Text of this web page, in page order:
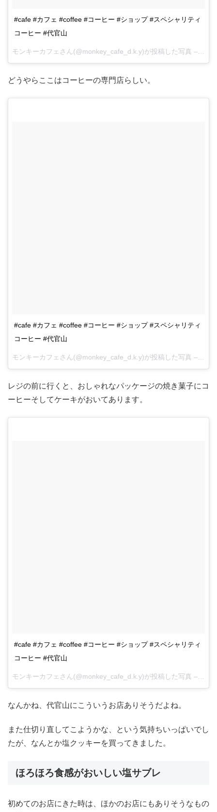
#cafe #カフェ #coffee #コーヒー #ショップ #スペシャリティ
コーヒー #代官山
どうやらここはコーヒーの専門店らしい。
#cafe #カフェ #coffee #コーヒー #ショップ #スペシャリティ
コーヒー #代官山
レジの前に行くと、おしゃれなパッケージの焼き菓子にコ
ーヒーそしてケーキがおいてあります。
#cafe #カフェ #coffee #コーヒー #ショップ #スペシャリティ
コーヒー #代官山
なんかね、代官山にこういうお店ありそうだよね。
また仕切り直してこようかな、という気持ちいっぱいでし
たが、なんとか塩クッキーを買ってきました。
ほろほろ食感がおいしい塩サブレ
初めてのお店にきた時は、ほかのお店にもありそうなもの